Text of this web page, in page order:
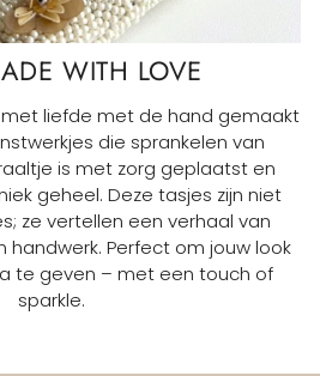
WITH LOVE
met liefde met de hand gemaakt
die sprankelen van
is met zorg geplaatst en
geheel. Deze tasjes zijn niet
ze vertellen een verhaal van
handwerk. Perfect om jouw look
te geven – met een touch of
sparkle.